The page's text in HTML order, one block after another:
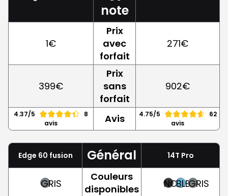
note
1€
Prix
avec
forfait
271€
399€
Prix
sans
forfait
902€
4.37/5
8
avis
Avis 4.75/5
62
avis
Edge 60 fusion Général 14T Pro
GRIS
Couleurs
disponibles
NOIRBLEUGRIS